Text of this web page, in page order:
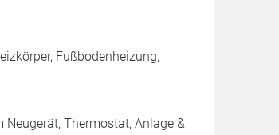
Fußbodenheizung,
Thermostat, Anlage &